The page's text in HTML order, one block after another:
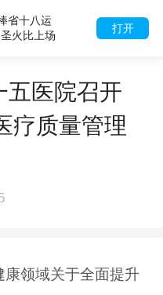
打开
省十八运
火比上场
五医院召开
疗质量管理
领域关于全面提升